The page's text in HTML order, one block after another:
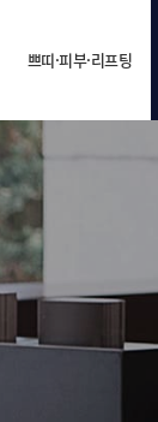
쁘띠·피부·리프팅